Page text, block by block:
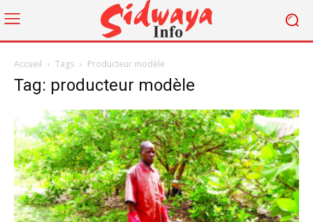
Accueil Tags Producteur modèle
Tag: producteur modèle